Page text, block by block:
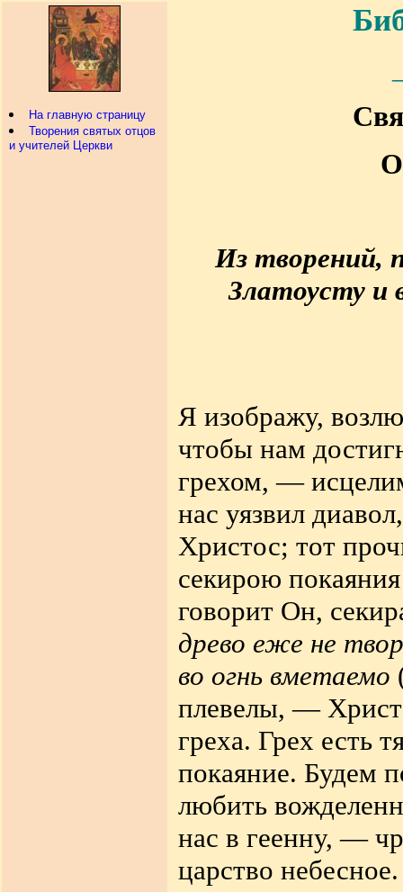
На главную страницу
Творения святых отцов
и учителей Церкви
Из творений,
Златоусту и
Я изображу,
чтобы нам
грехом, —
нас уязвил
Христос; тот
секирою
говорит Он,
древо еже не
во огнь вметаемо
плевелы, —
греха. Грех есть
покаяние. Будем
любить
нас в геенну, —
царство